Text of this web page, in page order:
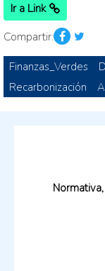
Ir a Link
Compartir:
Finanzas_Verdes
Recarbonización